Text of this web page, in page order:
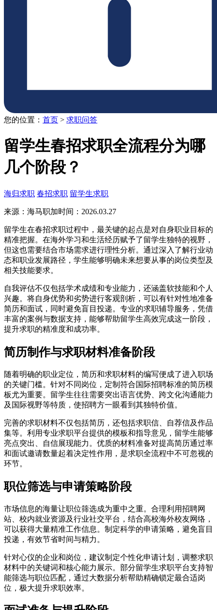
您的位置： 首页 > 求职问答
留学生春招求职全流程分为哪
几个阶段？
海归求职 春招求职 留学生求职
来源：海马职加时间：2026.03.27
留学生在春招求职过程中，最关键的起点是对自身职业目标的
精准把握。在海外学习和生活经历赋予了留学生独特的视野，
但这也需要结合市场需求进行理性分析。通过深入了解行业动
态和职业发展路径，学生能够明确未来想要从事的岗位类型及
相关技能要求。
自我评估不仅包括学术成绩和专业能力，还涵盖软技能和个人
兴趣。将自身优势和劣势进行客观剖析，可以有针对性地准备
简历和面试，同时避免盲目投递。专业的求职辅导服务，凭借
丰富的案例与数据支持，能够帮助留学生高效完成这一阶段，
提升求职的精准度和成功率。
简历制作与求职材料准备阶段
随着明确的职业定位，简历和求职材料的编写便成了进入职场
的关键门槛。针对不同岗位，定制符合国际招聘标准的简历模
板尤为重要。留学生往往需要突出语言优势、跨文化沟通能力
及国际视野等特质，使招聘方一眼看到其独特价值。
完善的求职材料不仅包括简历，还包括求职信、自荐信及作品
集等。利用专业求职平台提供的模板和指导意见，留学生能够
亮点突出、自信展现能力。优质的材料准备对提高简历通过率
和面试邀请数量起着决定性作用，是求职全流程中不可忽视的
环节。
职位筛选与申请策略阶段
市场信息的海量让职位筛选成为重中之重。合理利用招聘网
站、校内就业资源及行业社交平台，结合高校海外校友网络，
可以获得大量精准工作信息。制定科学的申请策略，避免盲目
投递，有效节省时间与精力。
针对心仪的企业和岗位，建议制定个性化申请计划，调整求职
材料中的关键词和核心能力展示。部分留学生求职平台支持智
能筛选与职位匹配，通过大数据分析帮助精确锁定最合适岗
位，极大提升求职效率。